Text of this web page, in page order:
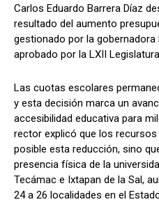
Carlos Eduardo Barrera Díaz
resultado del aumento
gestionado por la gobernadora
aprobado por la LXII
Las cuotas escolares
y esta decisión marca un
accesibilidad educativa para
rector explicó que los
posible esta reducción, sino
presencia física de la
Tecámac e Ixtapan de la Sal,
24 a 26 localidades en el